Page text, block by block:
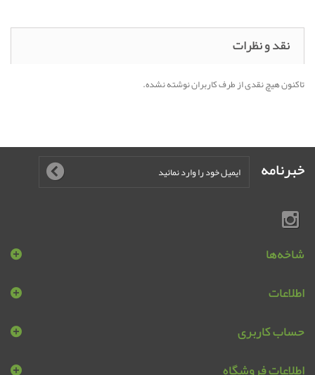
نقد و نظرات
تاکنون هیچ نقدی از طرف کاربران نوشته نشده.
خبرنامه
شاخه‌ها
اطلاعات
حساب کاربری